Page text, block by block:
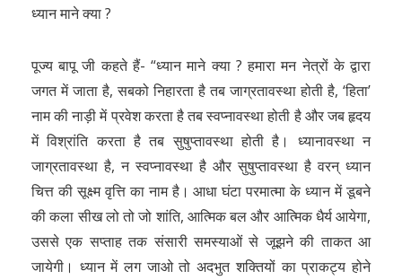
ध्यान माने क्या ?
पूज्य बापू जी कहते हैं- “ध्यान माने क्या ? हमारा मन नेत्रों के द्वारा
जगत में जाता है, सबको निहारता है तब जाग्रतावस्था होती है, ‘हिता’
नाम की नाड़ी में प्रवेश करता है तब स्वप्नावस्था होती है और जब हृदय
में विश्रांति करता है तब सुषुप्तावस्था होती है। ध्यानावस्था न
जाग्रतावस्था है, न स्वप्नावस्था है और सुषुप्तावस्था है वरन् ध्यान
चित्त की सूक्ष्म वृत्ति का नाम है। आधा घंटा परमात्मा के ध्यान में डूबने
की कला सीख लो तो जो शांति, आत्मिक बल और आत्मिक धैर्य आयेगा,
उससे एक सप्ताह तक संसारी समस्याओं से जूझने की ताकत आ
जायेगी। ध्यान में लग जाओ तो अदभुत शक्तियों का प्राकट्य होने